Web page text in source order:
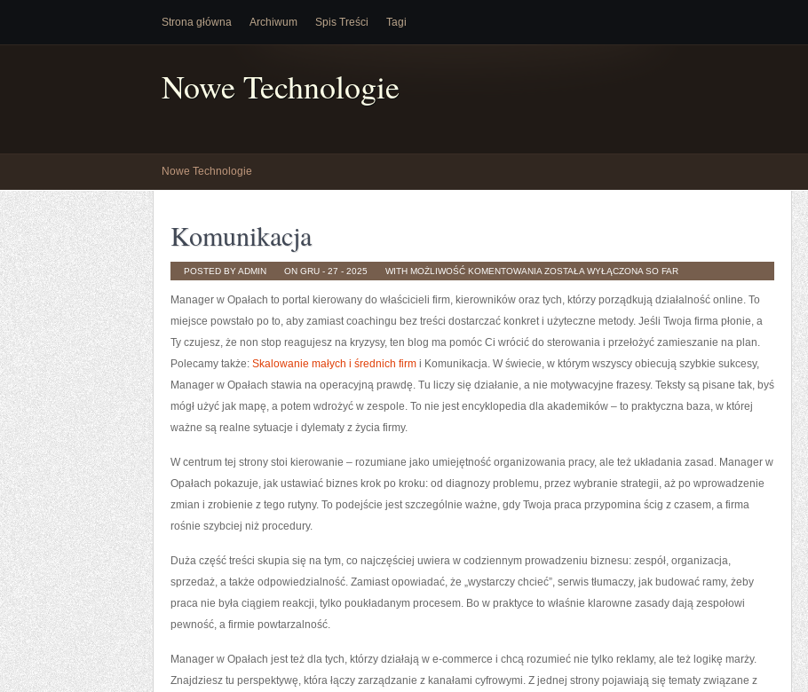
Strona główna Archiwum Spis Treści Tagi
Nowe Technologie
Nowe Technologie
Komunikacja
POSTED BY ADMIN ON GRU - 27 - 2025 WITH MOŻLIWOŚĆ KOMENTOWANIA KOMUNIKACJA
ZOSTAŁA WYŁĄCZONA SO FAR
Manager w Opałach to portal kierowany do właścicieli firm, kierowników oraz tych, którzy porządkują działalność online. To
miejsce powstało po to, aby zamiast coachingu bez treści dostarczać konkret i użyteczne metody. Jeśli Twoja firma płonie, a
Ty czujesz, że non stop reagujesz na kryzysy, ten blog ma pomóc Ci wrócić do sterowania i przełożyć zamieszanie na plan.
Polecamy także: Skalowanie małych i średnich firm i Komunikacja. W świecie, w którym wszyscy obiecują szybkie sukcesy,
Manager w Opałach stawia na operacyjną prawdę. Tu liczy się działanie, a nie motywacyjne frazesy. Teksty są pisane tak, byś
mógł użyć jak mapę, a potem wdrożyć w zespole. To nie jest encyklopedia dla akademików – to praktyczna baza, w której
ważne są realne sytuacje i dylematy z życia firmy.
W centrum tej strony stoi kierowanie – rozumiane jako umiejętność organizowania pracy, ale też układania zasad. Manager w
Opałach pokazuje, jak ustawiać biznes krok po kroku: od diagnozy problemu, przez wybranie strategii, aż po wprowadzenie
zmian i zrobienie z tego rutyny. To podejście jest szczególnie ważne, gdy Twoja praca przypomina ścig z czasem, a firma
rośnie szybciej niż procedury.
Duża część treści skupia się na tym, co najczęściej uwiera w codziennym prowadzeniu biznesu: zespół, organizacja,
sprzedaż, a także odpowiedzialność. Zamiast opowiadać, że „wystarczy chcieć”, serwis tłumaczy, jak budować ramy, żeby
praca nie była ciągiem reakcji, tylko poukładanym procesem. Bo w praktyce to właśnie klarowne zasady dają zespołowi
pewność, a firmie powtarzalność.
Manager w Opałach jest też dla tych, którzy działają w e-commerce i chcą rozumieć nie tylko reklamy, ale też logikę marży.
Znajdziesz tu perspektywę, która łączy zarządzanie z kanałami cyfrowymi. Z jednej strony pojawiają się tematy związane z